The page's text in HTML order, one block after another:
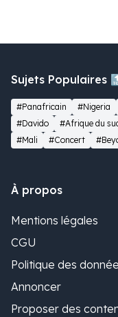
Sujets Populaires
#Panafricain #Nigeria
#Davido
#Afrique du
#Mali
#Concert
À propos
Mentions légales
CGU
Politique des
Annoncer
Proposer des